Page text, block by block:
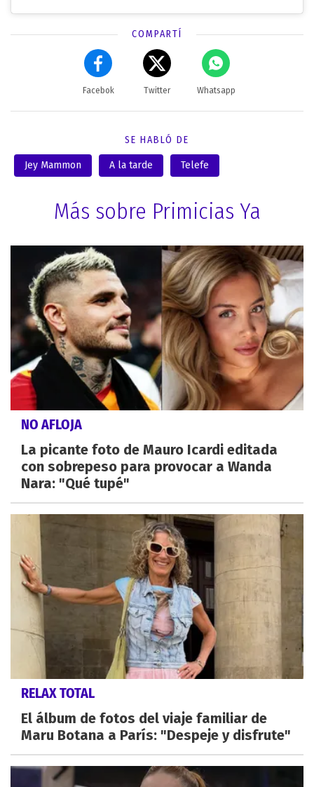
COMPARTÍ
Facebok Twitter Whatsapp
SE HABLÓ DE
Jey Mammon A la tarde Telefe
Más sobre Primicias Ya
NO AFLOJA
La picante foto de Mauro Icardi editada
con sobrepeso para provocar a Wanda
Nara: "Qué tupé"
RELAX TOTAL
El álbum de fotos del viaje familiar de
Maru Botana a París: "Despeje y disfrute"